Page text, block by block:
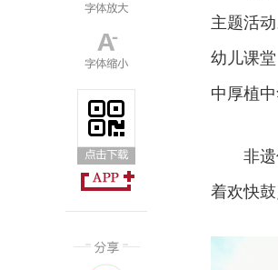
主题活
幼儿课
中厚植
非
着欢快